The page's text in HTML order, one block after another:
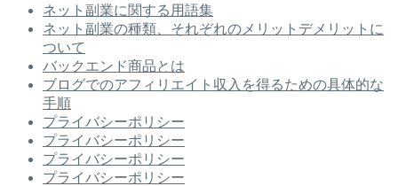
ネット副業に関する用語集
ネット副業の種類、それぞれのメリットデメリットに
ついて
バックエンド商品とは
ブログでのアフィリエイト収入を得るための具体的な
手順
プライバシーポリシー
プライバシーポリシー
プライバシーポリシー
プライバシーポリシー